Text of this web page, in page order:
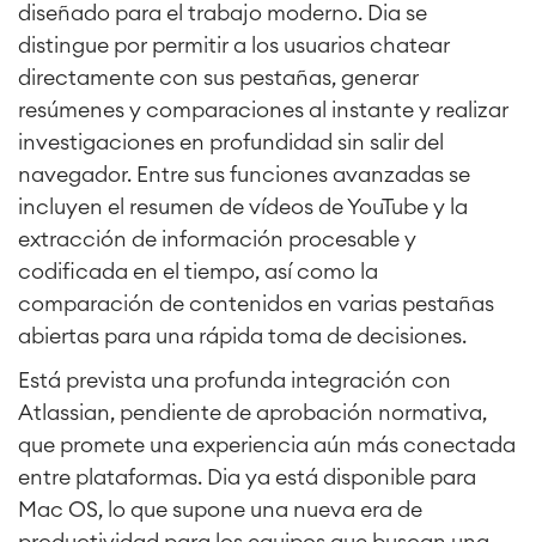
diseñado para el trabajo moderno. Dia se
distingue por permitir a los usuarios chatear
directamente con sus pestañas, generar
resúmenes y comparaciones al instante y realizar
investigaciones en profundidad sin salir del
navegador. Entre sus funciones avanzadas se
incluyen el resumen de vídeos de YouTube y la
extracción de información procesable y
codificada en el tiempo, así como la
comparación de contenidos en varias pestañas
abiertas para una rápida toma de decisiones.
Está prevista una profunda integración con
Atlassian, pendiente de aprobación normativa,
que promete una experiencia aún más conectada
entre plataformas. Dia ya está disponible para
Mac OS, lo que supone una nueva era de